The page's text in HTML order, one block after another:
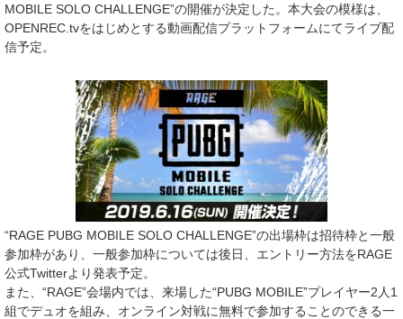
MOBILE SOLO CHALLENGE”の開催が決定した。本大会の模様は、
OPENREC.tvをはじめとする動画配信プラットフォームにてライブ配
信予定。
“RAGE PUBG MOBILE SOLO CHALLENGE”の出場枠は招待枠と一般
参加枠があり、一般参加枠については後日、エントリー方法をRAGE
公式Twitterより発表予定。
また、“RAGE”会場内では、来場した“PUBG MOBILE”プレイヤー2人1
組でデュオを組み、オンライン対戦に無料で参加することのできる一